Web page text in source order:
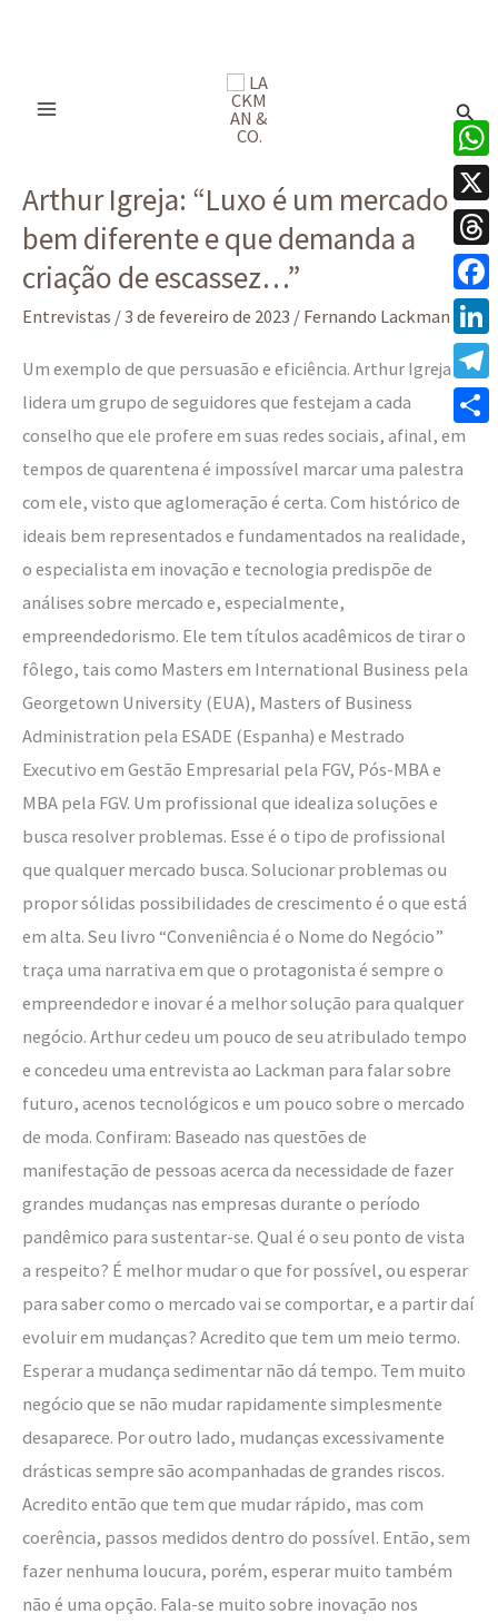
Arthur Igreja: “Luxo é um mercado
bem diferente e que demanda a
criação de escassez…”
Entrevistas /3 de fevereiro de 2023 / Fernando Lackman
Um exemplo de que persuasão e eficiência. Arthur Igreja
lidera um grupo de seguidores que festejam a cada
conselho que ele profere em suas redes sociais, afinal, em
tempos de quarentena é impossível marcar uma palestra
com ele, visto que aglomeração é certa. Com histórico de
ideais bem representados e fundamentados na realidade,
o especialista em inovação e tecnologia predispõe de
análises sobre mercado e, especialmente,
empreendedorismo. Ele tem títulos acadêmicos de tirar o
fôlego, tais como Masters em International Business pela
Georgetown University (EUA), Masters of Business
Administration pela ESADE (Espanha) e Mestrado
Executivo em Gestão Empresarial pela FGV, Pós-MBA e
MBA pela FGV. Um profissional que idealiza soluções e
busca resolver problemas. Esse é o tipo de profissional
que qualquer mercado busca. Solucionar problemas ou
propor sólidas possibilidades de crescimento é o que está
em alta. Seu livro “Conveniência é o Nome do Negócio”
traça uma narrativa em que o protagonista é sempre o
empreendedor e inovar é a melhor solução para qualquer
negócio. Arthur cedeu um pouco de seu atribulado tempo
e concedeu uma entrevista ao Lackman para falar sobre
futuro, acenos tecnológicos e um pouco sobre o mercado
de moda. Confiram: Baseado nas questões de
manifestação de pessoas acerca da necessidade de fazer
grandes mudanças nas empresas durante o período
pandêmico para sustentar-se. Qual é o seu ponto de vista
a respeito? É melhor mudar o que for possível, ou esperar
para saber como o mercado vai se comportar, e a partir daí
evoluir em mudanças? Acredito que tem um meio termo.
Esperar a mudança sedimentar não dá tempo. Tem muito
negócio que se não mudar rapidamente simplesmente
desaparece. Por outro lado, mudanças excessivamente
drásticas sempre são acompanhadas de grandes riscos.
Acredito então que tem que mudar rápido, mas com
coerência, passos medidos dentro do possível. Então, sem
fazer nenhuma loucura, porém, esperar muito também
não é uma opção. Fala-se muito sobre inovação nos
Igreja:
“Luxo
é
bem
diferente
e
que
demanda
a
criação
de
escassez…”
X
Share